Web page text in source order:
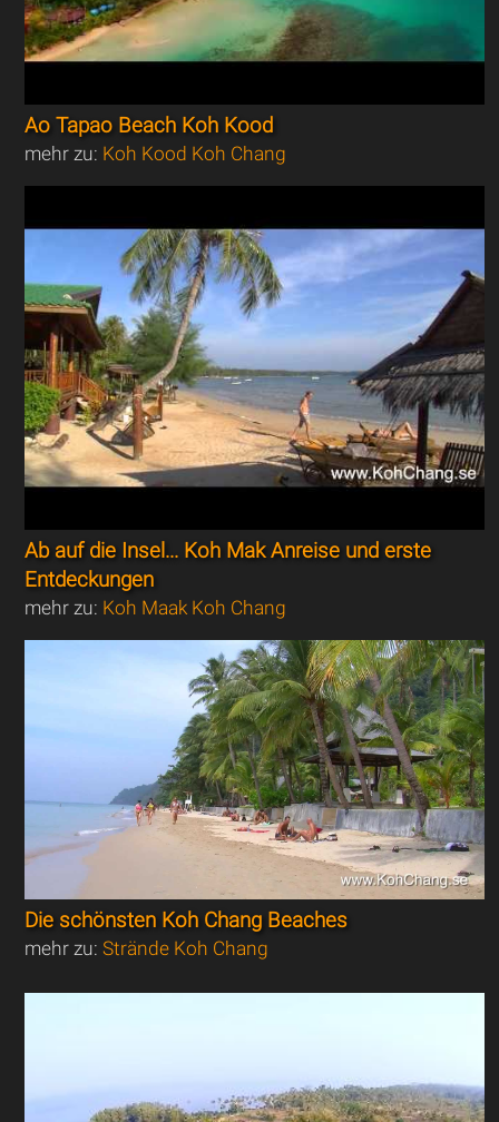
Ao Tapao Beach Koh Kood
mehr zu: Koh Kood Koh Chang
Ab auf die Insel... Koh Mak Anreise und erste
Entdeckungen
mehr zu: Koh Maak Koh Chang
Die schönsten Koh Chang Beaches
mehr zu:Strände Koh Chang